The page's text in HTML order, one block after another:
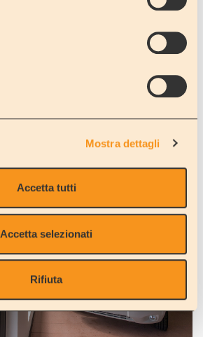
Mostra dettagli
Accetta tutti
Accetta selezionati
Rifiuta